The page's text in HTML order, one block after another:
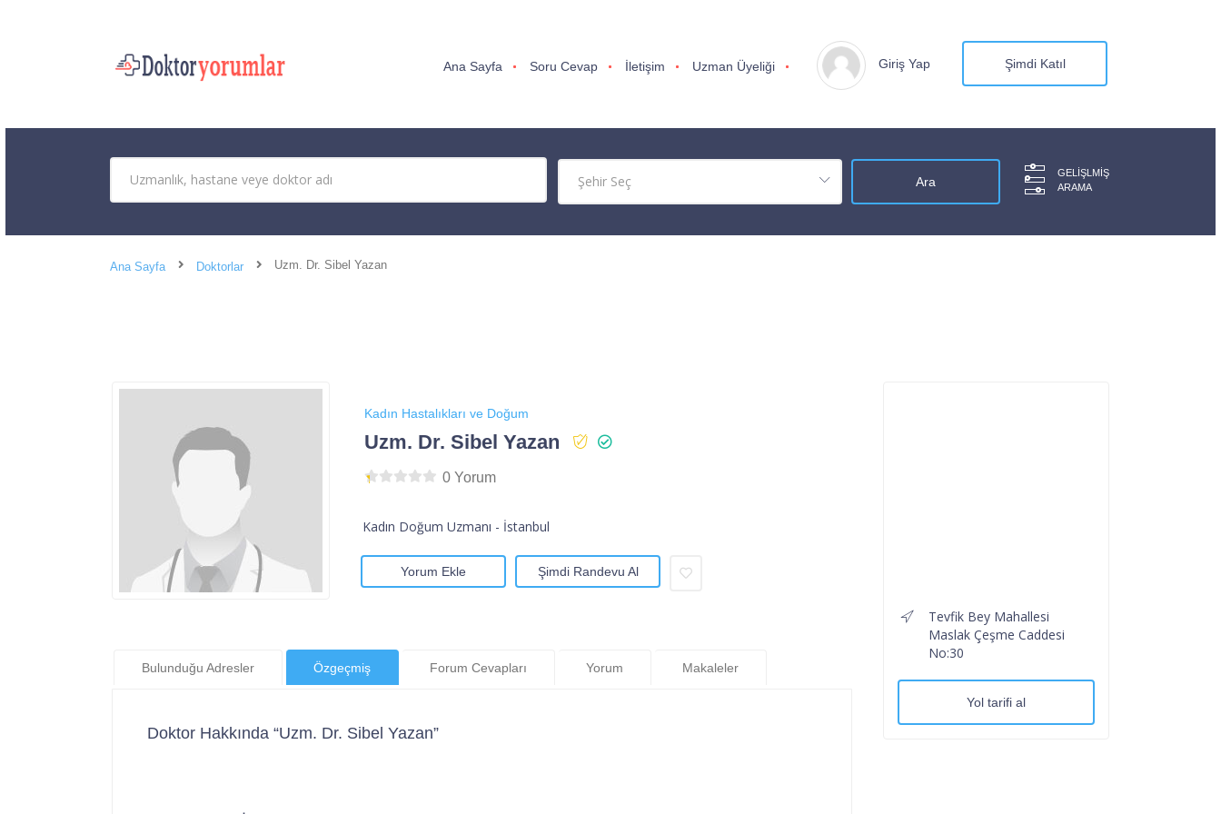
Ana Sayfa Soru Cevap İletişim Uzman Üyeliği Giriş Yap Şimdi Katıl
GELIŞLMIŞ
ARAMA
Ana Sayfa Doktorlar Uzm. Dr. Sibel Yazan
Kadın Hastalıkları ve Doğum
Uzm. Dr. Sibel Yazan
0 Yorum
Kadın Doğum Uzmanı - İstanbul
Yorum Ekle Şimdi Randevu Al
Bulunduğu Adresler Özgeçmiş Forum Cevapları Yorum Makaleler
Doktor Hakkında “Uzm. Dr. Sibel Yazan”
Tevfik Bey Mahallesi
Maslak Çeşme Caddesi
No:30
Yol tarifi al